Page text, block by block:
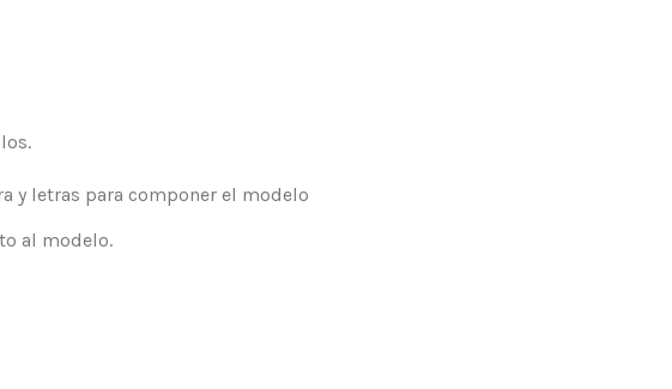
y letras para componer el modelo
al modelo.